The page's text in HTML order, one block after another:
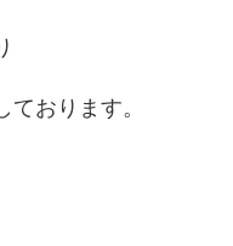
おります。